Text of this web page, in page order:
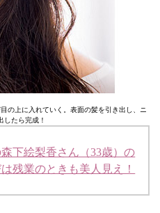
の上に入れていく。表面の髪を引き出し、ニ
したら完成！
下絵梨香さん（33歳）の
残業のときも美人見え！